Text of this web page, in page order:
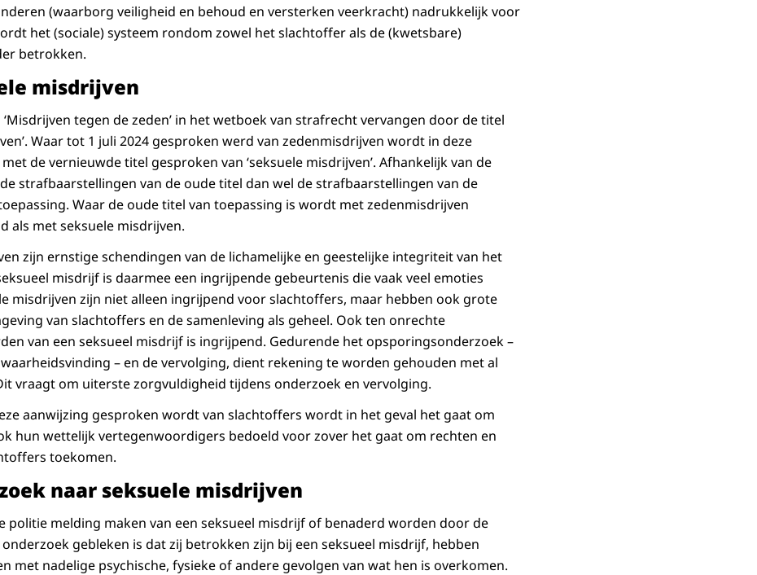
(waarborg veiligheid en behoud en versterken veerkracht) nadrukkelijk voor
het (sociale) systeem rondom zowel het slachtoffer als de (kwetsbare)
betrokken.
misdrijven
tegen de zeden’ in het wetboek van strafrecht vervangen door de titel
Waar tot 1 juli 2024 gesproken werd van zedenmisdrijven wordt in deze
de vernieuwde titel gesproken van ‘seksuele misdrijven’. Afhankelijk van de
strafbaarstellingen van de oude titel dan wel de strafbaarstellingen van de
Waar de oude titel van toepassing is wordt met zedenmisdrijven
als met seksuele misdrijven.
zijn ernstige schendingen van de lichamelijke en geestelijke integriteit van het
misdrijf is daarmee een ingrijpende gebeurtenis die vaak veel emoties
misdrijven zijn niet alleen ingrijpend voor slachtoffers, maar hebben ook grote
van slachtoffers en de samenleving als geheel. Ook ten onrechte
van een seksueel misdrijf is ingrijpend. Gedurende het opsporingsonderzoek –
– en de vervolging, dient rekening te worden gehouden met al
vraagt om uiterste zorgvuldigheid tijdens onderzoek en vervolging.
aanwijzing gesproken wordt van slachtoffers wordt in het geval het gaat om
hun wettelijk vertegenwoordigers bedoeld voor zover het gaat om rechten en
toekomen.
naar seksuele misdrijven
politie melding maken van een seksueel misdrijf of benaderd worden door de
gebleken is dat zij betrokken zijn bij een seksueel misdrijf, hebben
met nadelige psychische, fysieke of andere gevolgen van wat hen is overkomen.